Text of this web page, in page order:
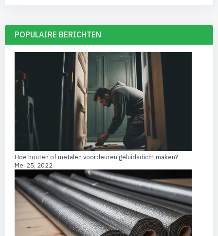
POPULAIRE BERICHTEN
Hoe houten of metalen voordeuren geluidsdicht maken?
Mei 25, 2022